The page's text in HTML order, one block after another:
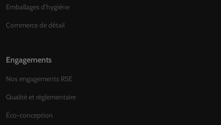
Emballages d’hygiène
Commerce de détail
Engagements
Nos engagements RSE
Qualité et réglementaire
Éco-conception